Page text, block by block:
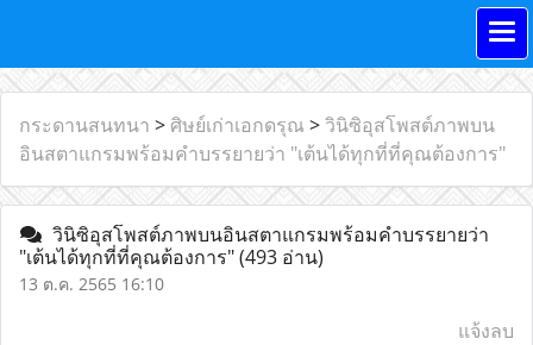
กระดานสนทนา > ศิษย์เก่าเอกดรุณ >วินิซิอุสโพสต์ภาพบน
อินสตาแกรมพร้อมคำบรรยายว่า "เต้นได้ทุกที่ที่คุณต้องการ"
วินิซิอุสโพสต์ภาพบนอินสตาแกรมพร้อมคำบรรยายว่า
"เต้นได้ทุกที่ที่คุณต้องการ"(493 อ่าน)
13 ต.ค. 2565 16:10
แจ้งลบ